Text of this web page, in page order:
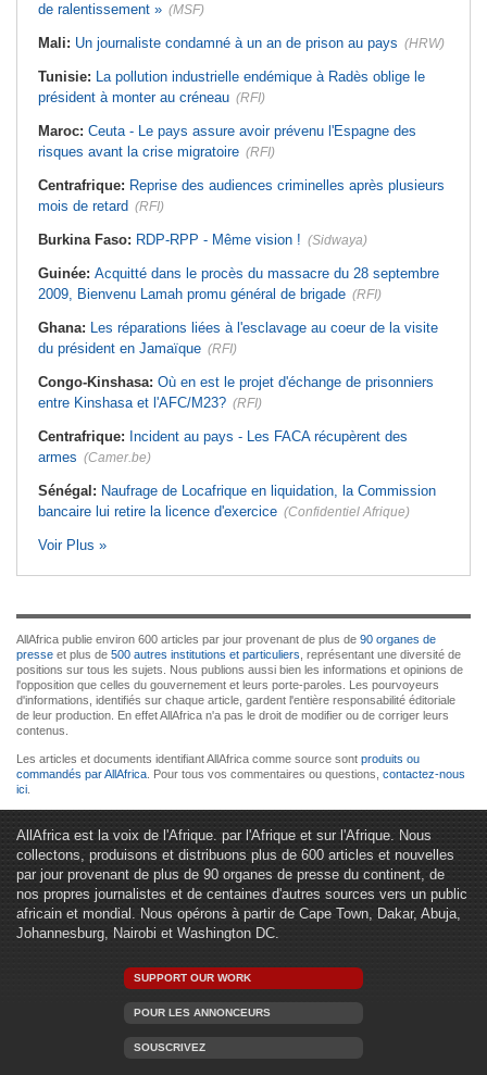
de ralentissement » (MSF)
Mali: Un journaliste condamné à un an de prison au pays (HRW)
Tunisie: La pollution industrielle endémique à Radès oblige le
président à monter au créneau (RFI)
Maroc: Ceuta - Le pays assure avoir prévenu l'Espagne des
risques avant la crise migratoire (RFI)
Centrafrique: Reprise des audiences criminelles après plusieurs
mois de retard (RFI)
Burkina Faso: RDP-RPP - Même vision ! (Sidwaya)
Guinée: Acquitté dans le procès du massacre du 28 septembre
2009, Bienvenu Lamah promu général de brigade (RFI)
Ghana: Les réparations liées à l'esclavage au coeur de la visite
du président en Jamaïque (RFI)
Congo-Kinshasa: Où en est le projet d'échange de prisonniers
entre Kinshasa et l'AFC/M23? (RFI)
Centrafrique: Incident au pays - Les FACA récupèrent des
armes (Camer.be)
Sénégal: Naufrage de Locafrique en liquidation, la Commission
bancaire lui retire la licence d'exercice (Confidentiel Afrique)
Voir Plus »
AllAfrica publie environ 600 articles par jour provenant de plus de 90 organes de
presse et plus de 500 autres institutions et particuliers , représentant une diversité de
positions sur tous les sujets. Nous publions aussi bien les informations et opinions de
l'opposition que celles du gouvernement et leurs porte-paroles. Les pourvoyeurs
d'informations, identifiés sur chaque article, gardent l'entière responsabilité éditoriale
de leur production. En effet AllAfrica n'a pas le droit de modifier ou de corriger leurs
contenus.
Les articles et documents identifiant AllAfrica comme source sont produits ou
commandés par AllAfrica . Pour tous vos commentaires ou questions, contactez-nous
ici
AllAfrica est la voix de l'Afrique. par l'Afrique et sur l'Afrique. Nous
collectons, produisons et distribuons plus de 600 articles et nouvelles
par jour provenant de plus de 90 organes de presse du continent, de
nos propres journalistes et de centaines d'autres sources vers un public
africain et mondial. Nous opérons à partir de Cape Town, Dakar, Abuja,
Johannesburg, Nairobi et Washington DC.
SUPPORT OUR WORK
POUR LES ANNONCEURS
SOUSCRIVEZ